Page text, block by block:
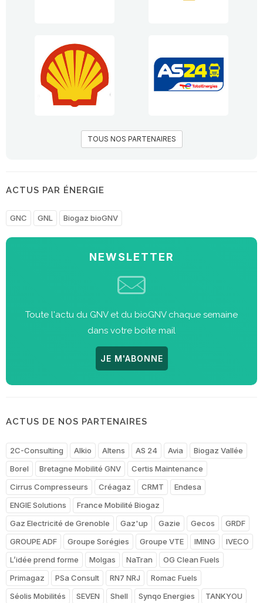
TOUS NOS PARTENAIRES
ACTUS PAR ÉNERGIE
GNC GNL Biogaz bioGNV
NEWSLETTER
Toute l'actu du GNV et du bioGNV chaque semaine
dans votre boite mail
JE M'ABONNE
ACTUS DE NOS PARTENAIRES
2C-Consulting Alkio Altens AS 24 Avia
Biogaz Vallée
Borel
Bretagne Mobilité GNV
Certis Maintenance
Cirrus Compresseurs
Créagaz CRMT
Endesa
ENGIE Solutions
France Mobilité Biogaz
Gaz Electricité de Grenoble
Gaz'up Gazie Gecos
GRDF
GROUPE ADF
Groupe Sorégies Groupe VTE IMING
IVECO
L’idée prend forme
Molgas NaTran
OG Clean Fuels
Primagaz
PSa Consult RN7 NRJ
Romac Fuels
Séolis Mobilités
SEVEN Shell Synqo Energies
TANKYOU